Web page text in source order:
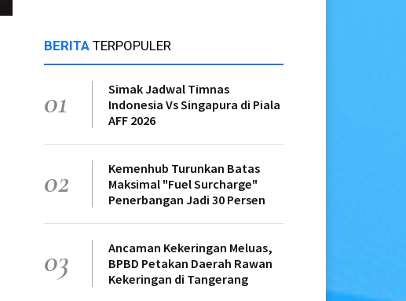
BERITA TERPOPULER
01
Simak Jadwal Timnas
Indonesia Vs Singapura di Piala
AFF 2026
02
Kemenhub Turunkan Batas
Maksimal "Fuel Surcharge"
Penerbangan Jadi 30 Persen
03
Ancaman Kekeringan Meluas,
BPBD Petakan Daerah Rawan
Kekeringan di Tangerang